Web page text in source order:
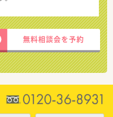
無料相談会を予約